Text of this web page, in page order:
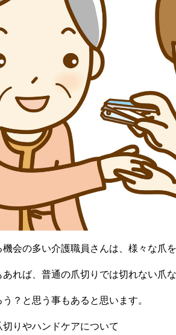
会の多い介護職員さんは、様々な爪
れば、普通の爪切りでは切れない爪
？と思う事もあると思います。
りやハンドケアについて